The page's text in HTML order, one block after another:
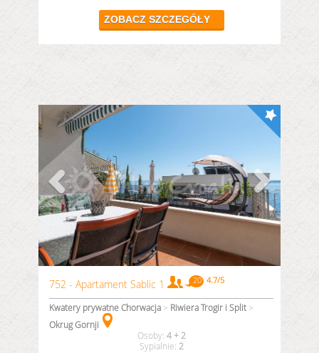
752 - Apartament Sablic 1
Kwatery prywatne Chorwacja > Riwiera Trogir i Split >
Okrug Gornji
4 + 2
2